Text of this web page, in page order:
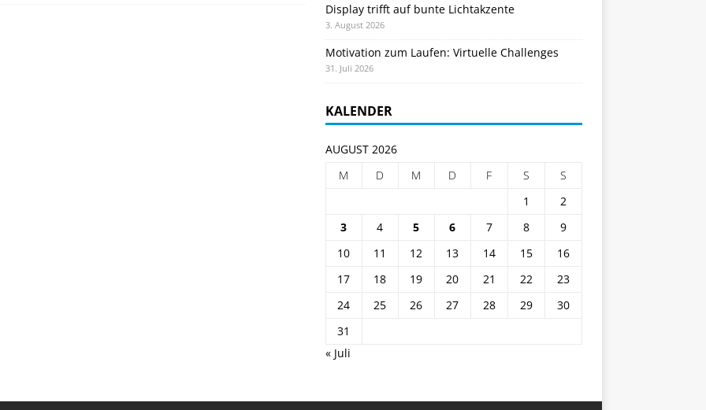
Display trifft auf bunte Lichtakzente
3. August 2026
Motivation zum Laufen: Virtuelle Challenges
31. Juli 2026
KALENDER
AUGUST 2026
M
D M D F S
S
1
2
3
4 5 6 7 8
9
10
11 12 13 14 15
16
17
18 19 20 21 22
23
24
25 26 27 28 29
30
31
« Juli